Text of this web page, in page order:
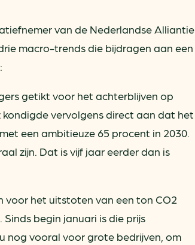
van de Nederlandse Alliantie
macro-trends die bijdragen aan een
getikt voor het achterblijven op
vervolgens direct aan dat het
een ambitieuze 65 procent in 2030.
zijn. Dat is vijf jaar eerder dan is
voor het uitstoten van een ton CO2
begin januari is die prijs
nog vooral voor grote bedrijven, om